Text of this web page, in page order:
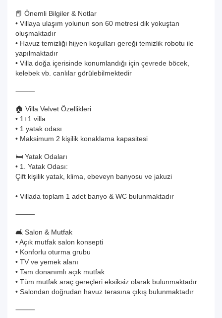
📕 Önemli Bilgiler & Notlar
• Villaya ulaşım yolunun son 60 metresi dik yokuştan
oluşmaktadır
• Havuz temizliği hijyen koşulları gereği temizlik robotu ile
yapılmaktadır
• Villa doğa içerisinde konumlandığı için çevrede böcek,
kelebek vb. canlılar görülebilmektedir
⸻
🏠 Villa Velvet Özellikleri
• 1+1 villa
• 1 yatak odası
• Maksimum 2 kişilik konaklama kapasitesi
🛏️ Yatak Odaları
• 1. Yatak Odası:
Çift kişilik yatak, klima, ebeveyn banyosu ve jakuzi
• Villada toplam 1 adet banyo & WC bulunmaktadır
⸻
🛋️ Salon & Mutfak
• Açık mutfak salon konsepti
• Konforlu oturma grubu
• TV ve yemek alanı
• Tam donanımlı açık mutfak
• Tüm mutfak araç gereçleri eksiksiz olarak bulunmaktadır
• Salondan doğrudan havuz terasına çıkış bulunmaktadır
⸻